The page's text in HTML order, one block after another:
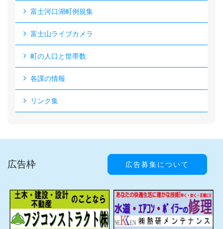
富士河口湖町例規集
富士山ライブカメラ
町の人口と世帯数
各課の情報
リンク集
広告枠 広告募集について